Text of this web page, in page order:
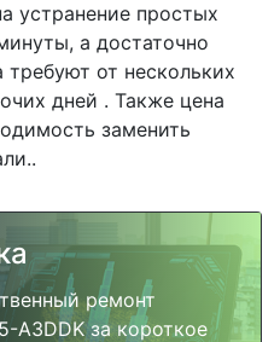
устранение простых
а достаточно
от нескольких
дней . Также цена
заменить
ремонт
A3DDK за короткое